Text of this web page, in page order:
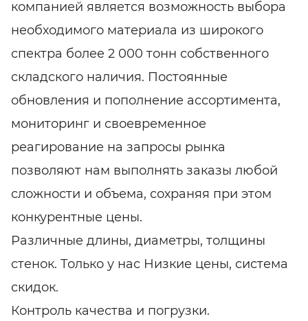
компанией является возможность выбора
необходимого материала из широкого
спектра более 2 000 тонн собственного
складского наличия. Постоянные
обновления и пополнение ассортимента,
мониторинг и своевременное
реагирование на запросы рынка
позволяют нам выполнять заказы любой
сложности и объема, сохраняя при этом
конкурентные цены.
Различные длины, диаметры, толщины
стенок. Только у нас Низкие цены, система
скидок.
Контроль качества и погрузки.